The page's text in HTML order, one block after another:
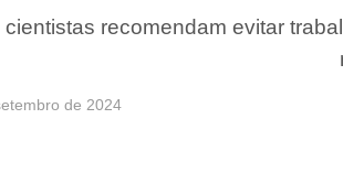
recomendam evitar
de 2024